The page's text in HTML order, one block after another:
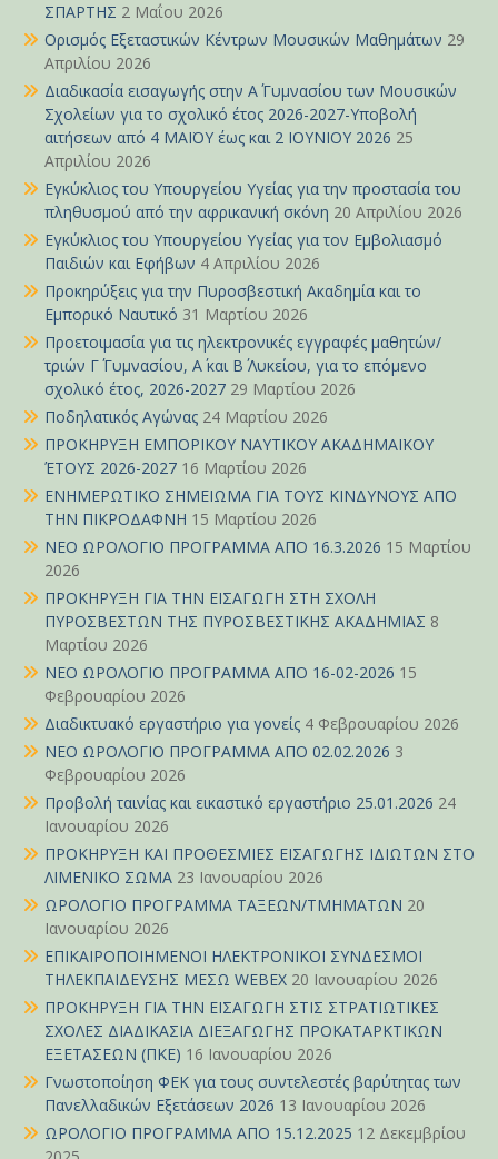
ΣΠΑΡΤΗΣ 2 Μαΐου 2026
Ορισμός Εξεταστικών Κέντρων Μουσικών Μαθημάτων 29
Απριλίου 2026
Διαδικασία εισαγωγής στην Α΄ Γυμνασίου των Μουσικών
Σχολείων για το σχολικό έτος 2026-2027-Υποβολή
αιτήσεων από 4 ΜΑΪΟΥ έως και 2 ΙΟΥΝΙΟΥ 2026 25
Απριλίου 2026
Εγκύκλιος του Υπουργείου Υγείας για την προστασία του
πληθυσμού από την αφρικανική σκόνη 20 Απριλίου 2026
Εγκύκλιος του Υπουργείου Υγείας για τον Εμβολιασμό
Παιδιών και Εφήβων 4 Απριλίου 2026
Προκηρύξεις για την Πυροσβεστική Ακαδημία και το
Εμπορικό Ναυτικό 31 Μαρτίου 2026
Προετοιμασία για τις ηλεκτρονικές εγγραφές μαθητών/
τριών Γ΄ Γυμνασίου, Α΄ και Β΄ Λυκείου, για το επόμενο
σχολικό έτος, 2026-2027 29 Μαρτίου 2026
Ποδηλατικός Αγώνας 24 Μαρτίου 2026
ΠΡΟΚΗΡΥΞΗ ΕΜΠΟΡΙΚΟΥ ΝΑΥΤΙΚΟΥ ΑΚΑΔΗΜΑΪΚΟΥ
ΈΤΟΥΣ 2026-2027 16 Μαρτίου 2026
ΕΝΗΜΕΡΩΤΙΚΟ ΣΗΜΕΙΩΜΑ ΓΙΑ ΤΟΥΣ ΚΙΝΔΥΝΟΥΣ ΑΠΟ
ΤΗΝ ΠΙΚΡΟΔΑΦΝΗ 15 Μαρτίου 2026
ΝΕΟ ΩΡΟΛΟΓΙΟ ΠΡΟΓΡΑΜΜΑ ΑΠΟ 16.3.2026 15 Μαρτίου
2026
ΠΡΟΚΗΡΥΞΗ ΓΙΑ ΤΗΝ ΕΙΣΑΓΩΓΗ ΣΤΗ ΣΧΟΛΗ
ΠΥΡΟΣΒΕΣΤΩΝ ΤΗΣ ΠΥΡΟΣΒΕΣΤΙΚΗΣ ΑΚΑΔΗΜΙΑΣ 8
Μαρτίου 2026
ΝΕΟ ΩΡΟΛΟΓΙΟ ΠΡΟΓΡΑΜΜΑ ΑΠΟ 16-02-2026 15
Φεβρουαρίου 2026
Διαδικτυακό εργαστήριο για γονείς 4 Φεβρουαρίου 2026
ΝΕΟ ΩΡΟΛΟΓΙΟ ΠΡΟΓΡΑΜΜΑ ΑΠΟ 02.02.2026 3
Φεβρουαρίου 2026
Προβολή ταινίας και εικαστικό εργαστήριο 25.01.2026 24
Ιανουαρίου 2026
ΠΡΟΚΗΡΥΞΗ ΚΑΙ ΠΡΟΘΕΣΜΙΕΣ ΕΙΣΑΓΩΓΗΣ ΙΔΙΩΤΩΝ ΣΤΟ
ΛΙΜΕΝΙΚΟ ΣΩΜΑ 23 Ιανουαρίου 2026
ΩΡΟΛΟΓΙΟ ΠΡΟΓΡΑΜΜΑ ΤΑΞΕΩΝ/ΤΜΗΜΑΤΩΝ 20
Ιανουαρίου 2026
ΕΠΙΚΑΙΡΟΠΟΙΗΜΕΝΟΙ ΗΛΕΚΤΡΟΝΙΚΟΙ ΣΥΝΔΕΣΜΟΙ
ΤΗΛΕΚΠΑΙΔΕΥΣΗΣ ΜΕΣΩ WEBEX 20 Ιανουαρίου 2026
ΠΡΟΚΗΡΥΞΗ ΓΙΑ ΤΗΝ ΕΙΣΑΓΩΓΗ ΣΤΙΣ ΣΤΡΑΤΙΩΤΙΚΕΣ
ΣΧΟΛΕΣ ΔΙΑΔΙΚΑΣΙΑ ΔΙΕΞΑΓΩΓΗΣ ΠΡΟΚΑΤΑΡΚΤΙΚΩΝ
ΕΞΕΤΑΣΕΩΝ (ΠΚΕ) 16 Ιανουαρίου 2026
Γνωστοποίηση ΦΕΚ για τους συντελεστές βαρύτητας των
Πανελλαδικών Εξετάσεων 2026 13 Ιανουαρίου 2026
ΩΡΟΛΟΓΙΟ ΠΡΟΓΡΑΜΜΑ ΑΠΟ 15.12.2025 12 Δεκεμβρίου